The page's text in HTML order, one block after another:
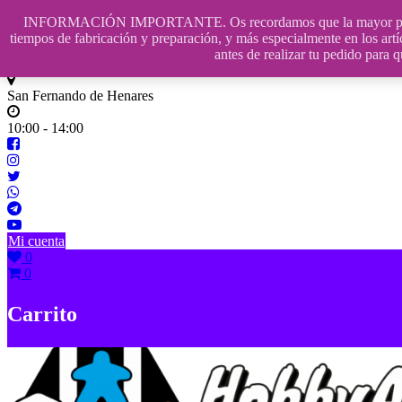
INFORMACIÓN IMPORTANTE. Os recordamos que la mayor
tiempos de fabricación y preparación, y más especialmente en los
antes de realizar tu pedido
Saltar
contenido
609241475 SOLO DE 10:00 a 14:00
San Fernando de Henares
10:00 - 14:00
Mi cuenta
0
0
Carrito